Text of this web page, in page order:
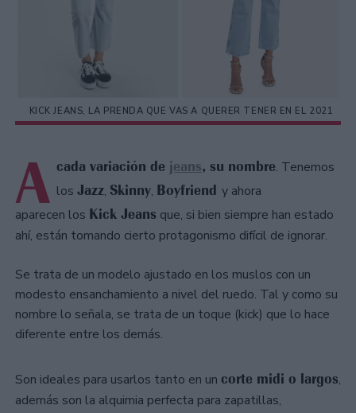
KICK JEANS, LA PRENDA QUE VAS A QUERER TENER EN EL 2021
A cada variación de jeans, su nombre. Tenemos
los Jazz, Skinny, Boyfriend y ahora
aparecen los Kick Jeans que, si bien siempre han estado
ahí, están tomando cierto protagonismo difícil de ignorar.
Se trata de un modelo ajustado en los muslos con un
modesto ensanchamiento a nivel del ruedo. Tal y como su
nombre lo señala, se trata de un toque (kick) que lo hace
diferente entre los demás.
Son ideales para usarlos tanto en un corte midi o largos,
además son la alquimia perfecta para zapatillas,